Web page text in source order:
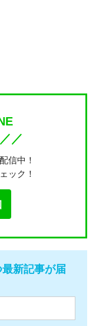
／
信中！
ック！
新記事が届